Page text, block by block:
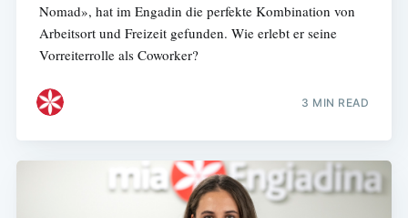
Nomad», hat im Engadin die perfekte Kombination von
Arbeitsort und Freizeit gefunden. Wie erlebt er seine
Vorreiterrolle als Coworker?
3 MIN READ